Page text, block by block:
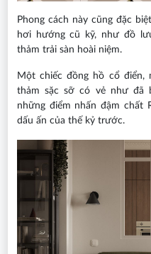
Phong cách này cũng đặc
hơi hướng cũ kỹ, như đồ
thảm trải sàn hoài niệm.
Một chiếc đồng hồ cổ điển,
thảm sặc sỡ có vẻ như đã
những điểm nhấn đậm chất
dấu ấn của thế kỷ trước.